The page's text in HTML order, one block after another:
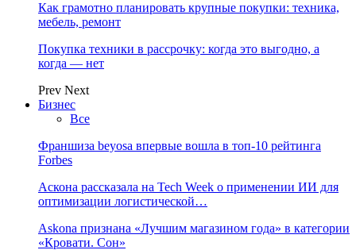
Как грамотно планировать крупные покупки: техника,
мебель, ремонт
Покупка техники в рассрочку: когда это выгодно, а
когда — нет
Prev Next
Бизнес
Все
Франшиза beyosa впервые вошла в топ-10 рейтинга
Forbes
Аскона рассказала на Tech Week о применении ИИ для
оптимизации логистической…
Askona признана «Лучшим магазином года» в категории
«Кровати. Сон»